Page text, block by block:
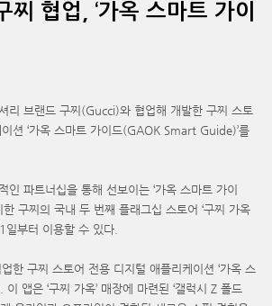
찌 협업, ‘가옥 스마트 가이
리 브랜드 구찌(Gucci)와 협업해 개발한 구찌 스토
션 ‘가옥 스마트 가이드(GAOK Smart Guide)’를
인 파트너십을 통해 선보이는 ‘가옥 스마트 가이
한 구찌의 국내 두 번째 플래그십 스토어 ‘구찌 가옥
부터 이용할 수 있다.
한 구찌 스토어 전용 디지털 애플리케이션 ‘가옥 스
이 앱은 ‘구찌 가옥’ 매장에 마련된 ‘갤럭시 Z 폴드